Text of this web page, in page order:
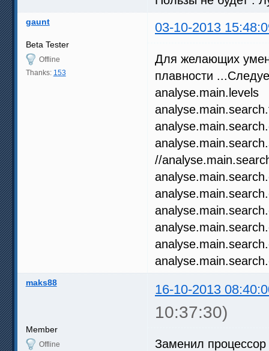
gaunt 03-10-2013
Beta Tester
Offline
Thanks: 153
Для желающих
плавности
//
maks88 16-10-2013
10:37:30)
Member
Offline
Заменил